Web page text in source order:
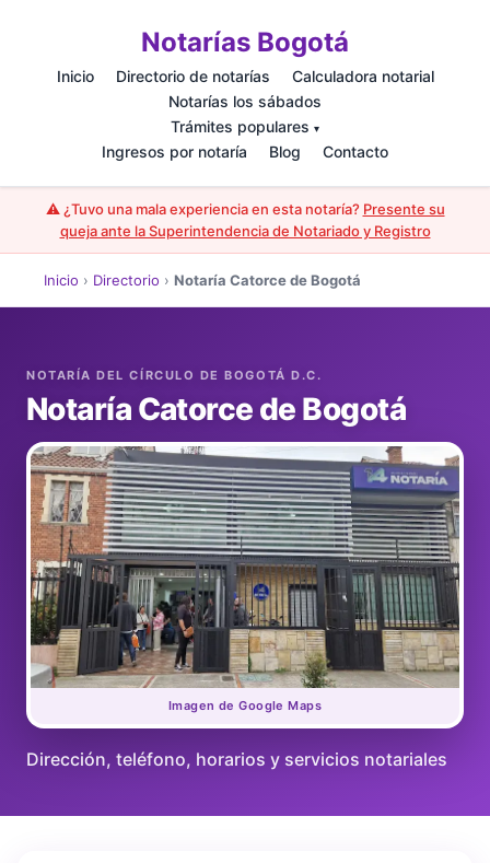
Notarías Bogotá
Inicio Directorio de notarías
Calculadora notarial
Notarías los sábados
Trámites populares ▾
Ingresos por notaría Blog Contacto
⚠️ ¿Tuvo una mala experiencia en esta notaría? Presente su
queja ante la Superintendencia de Notariado y Registro
Inicio › Directorio › Notaría Catorce de Bogotá
Notaría Catorce de Bogotá
Imagen de Google Maps
Dirección, teléfono, horarios y servicios notariales